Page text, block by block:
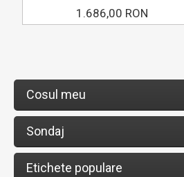
1.686,00 RON
Cosul meu
Sondaj
Etichete populare